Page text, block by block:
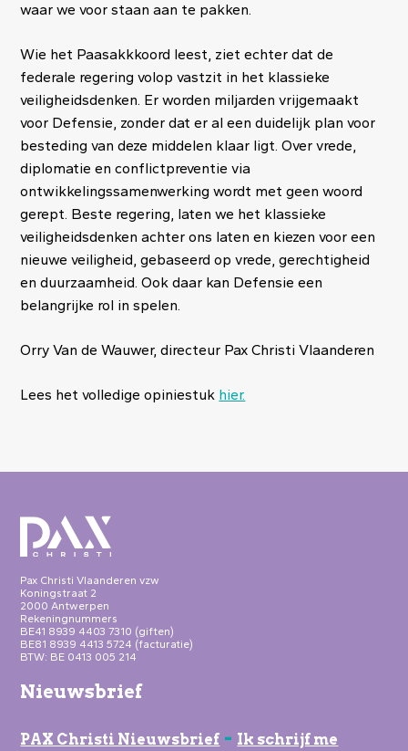
waar we voor staan aan te pakken.
Wie het Paasakkkoord leest, ziet echter dat de
federale regering volop vastzit in het klassieke
veiligheidsdenken. Er worden miljarden vrijgemaakt
voor Defensie, zonder dat er al een duidelijk plan voor
besteding van deze middelen klaar ligt. Over vrede,
diplomatie en conflictpreventie via
ontwikkelingssamenwerking wordt met geen woord
gerept. Beste regering, laten we het klassieke
veiligheidsdenken achter ons laten en kiezen voor een
nieuwe veiligheid, gebaseerd op vrede, gerechtigheid
en duurzaamheid. Ook daar kan Defensie een
belangrijke rol in spelen.
Orry Van de Wauwer, directeur Pax Christi Vlaanderen
Lees het volledige opiniestuk hier.
Pax Christi Vlaanderen vzw
Koningstraat 2
2000 Antwerpen
Rekeningnummers
BE41 8939 4403 7310 (giften)
BE81 8939 4413 5724 (facturatie)
BTW: BE 0413 005 214
Nieuwsbrief
PAX Christi Nieuwsbrief - Ik schrijf me